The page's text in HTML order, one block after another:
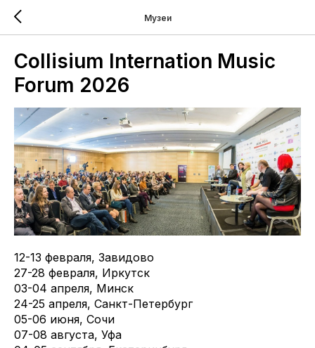
Музеи
Collisium Internation Music
Forum 2026
12-13 февраля, Завидово
27-28 февраля, Иркутск
03-04 апреля, Минск
24-25 апреля, Санкт-Петербург
05-06 июня, Сочи
07-08 августа, Уфа